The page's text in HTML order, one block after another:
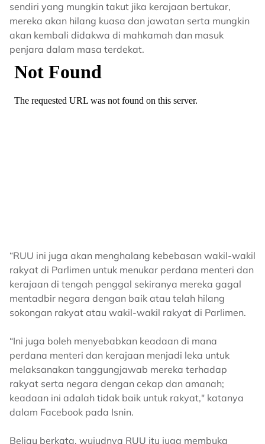
sendiri yang mungkin takut jika kerajaan bertukar,
mereka akan hilang kuasa dan jawatan serta mungkin
akan kembali didakwa di mahkamah dan masuk
penjara dalam masa terdekat.
“RUU ini juga akan menghalang kebebasan wakil-wakil
rakyat di Parlimen untuk menukar perdana menteri dan
kerajaan di tengah penggal sekiranya mereka gagal
mentadbir negara dengan baik atau telah hilang
sokongan rakyat atau wakil-wakil rakyat di Parlimen.
“Ini juga boleh menyebabkan keadaan di mana
perdana menteri dan kerajaan menjadi leka untuk
melaksanakan tanggungjawab mereka terhadap
rakyat serta negara dengan cekap dan amanah;
keadaan ini adalah tidak baik untuk rakyat," katanya
dalam Facebook pada Isnin.
Beliau berkata, wujudnya RUU itu juga membuka